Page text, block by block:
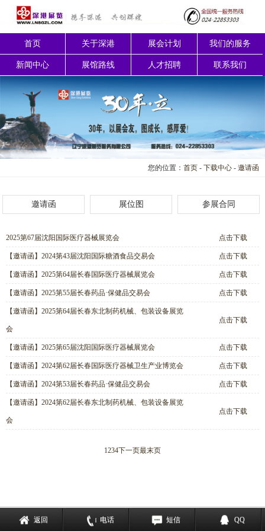
首页 关于深港 展会计划 我们的服务
新闻中心 展馆路线 人才招聘 联系我们
您的位置： 首页 - 下载中心 - 邀请函
邀请函 展位图 参展合同
2025第67届沈阳国际医疗器械展览会 点击下载
【邀请函】2024第43届沈阳国际糖酒食品交易会 点击下载
【邀请函】2025第64届长春国际医疗器械展览会 点击下载
【邀请函】2025第55届长春药品·保健品交易会 点击下载
【邀请函】2025第64届长春东北制药机械、包装设备展览
会
点击下载
【邀请函】2025第65届沈阳国际医疗器械展览会 点击下载
【邀请函】2024第62届长春国际医疗器械卫生产业博览会 点击下载
【邀请函】2024第53届长春药品·保健品交易会 点击下载
【邀请函】2024第62届长春东北制药机械、包装设备展览
会
点击下载
1234下一页最末页
返回 电话 短信 QQ